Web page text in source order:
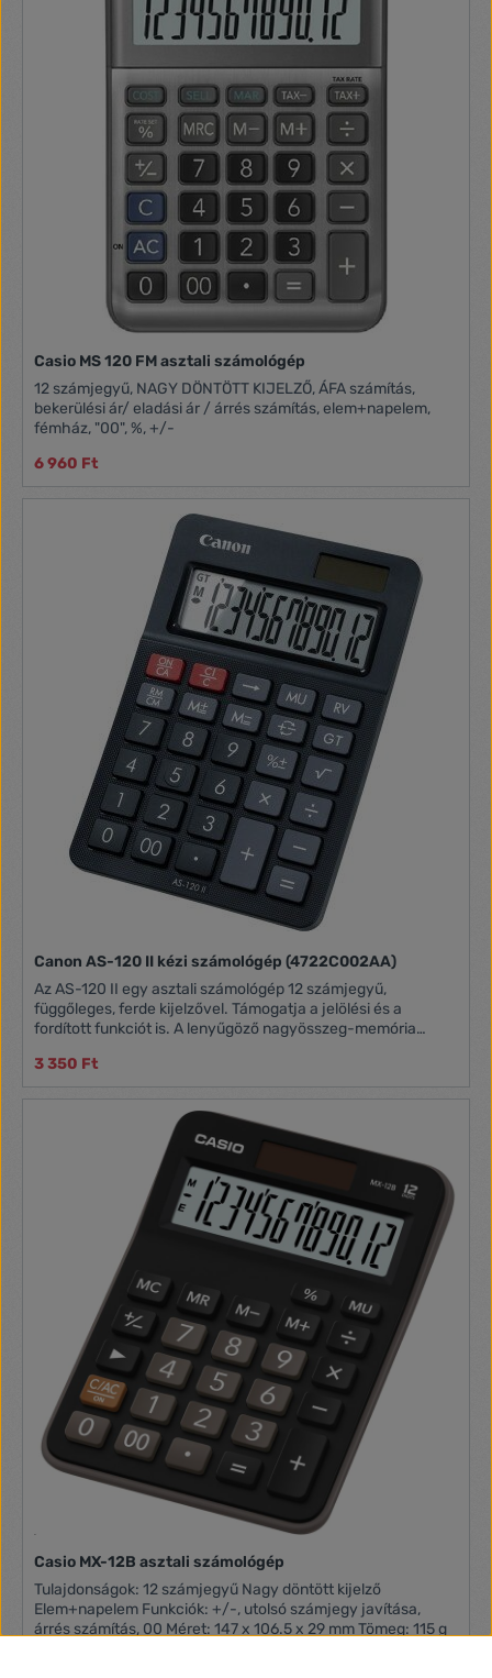
Casio MS 120 FM asztali számológép
12 számjegyű, NAGY DÖNTÖTT KIJELZŐ, ÁFA számítás,
bekerülési ár/ eladási ár / árrés számítás, elem+napelem,
fémház, "00", %, +/-
6 960 Ft
Canon AS-120 II kézi számológép (4722C002AA)
Az AS-120 II egy asztali számológép 12 számjegyű,
függőleges, ferde kijelzővel. Támogatja a jelölési és a
fordított funkciót is. A lenyűgöző nagyösszeg-memória
egyszerűvé válnak azáltal, hogy minden számítás után
elmenti a részösszegeket, és egyetlen érintéssel kiszámítja
az összesített összegeket. Az AS-120 II számológép egyes
alkatrészei újrahasznosított Canon termékanyagból
3 350 Ft
Casio MX-12B asztali számológép
Tulajdonságok: 12 számjegyű Nagy döntött kijelző
Elem+napelem Funkciók: +/-, utolsó számjegy javítása,
árrés számítás, 00 Méret: 147 x 106.5 x 29 mm Tömeg: 115 g